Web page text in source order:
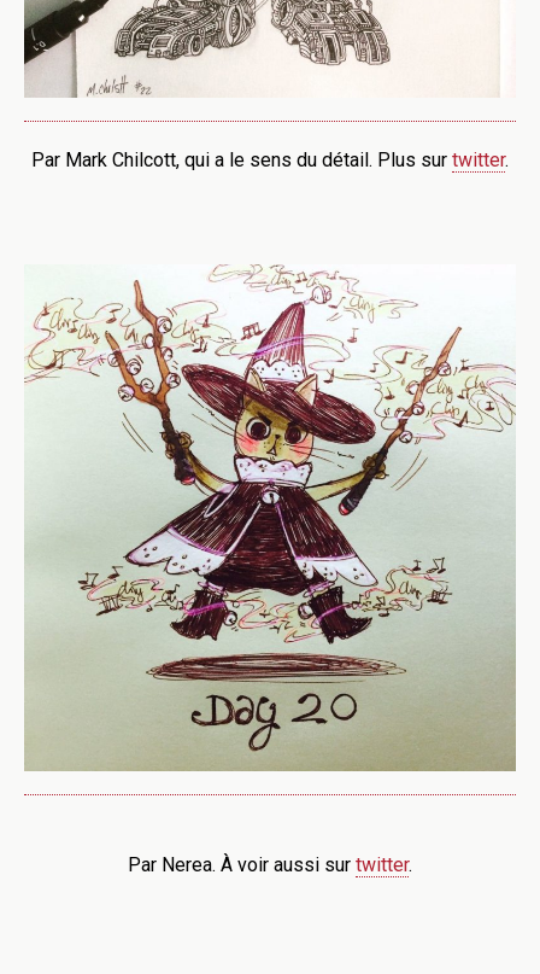
Par Mark Chilcott, qui a le sens du détail. Plus sur twitter.
Par Nerea. À voir aussi sur twitter.